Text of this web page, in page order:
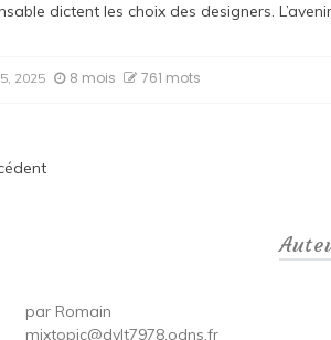
dictent les choix des designers.
2025 8 mois 761 mots
par Romain
mixtopic@dylt7978.odns.fr